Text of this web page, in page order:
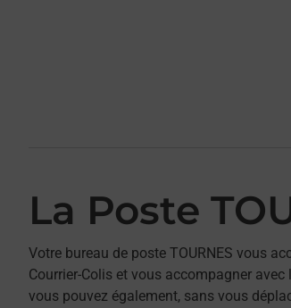
La Poste
Votre bureau de poste TOURNES vous
Courrier-Colis et vous accompagner
vous pouvez également, sans vous